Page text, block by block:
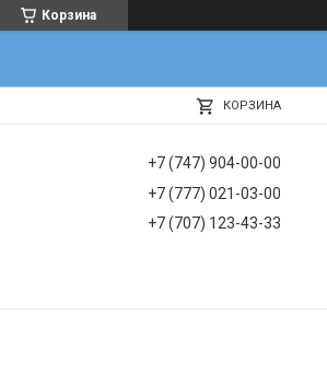
Корзина
КОРЗИНА
+7 (747) 904-00-00
+7 (777) 021-03-00
+7 (707) 123-43-33